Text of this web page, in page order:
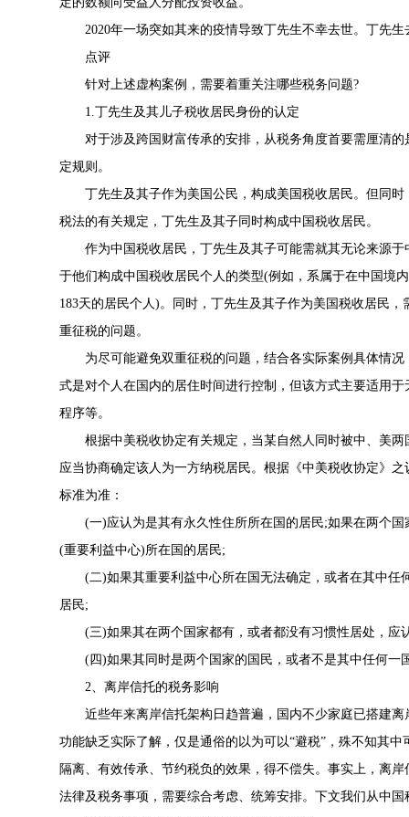
2020年一场突如其来的疫情导致丁先生不幸去世。丁先生
点评
针对上述虚构案例，需要着重关注哪些税务问题?
1.丁先生及其儿子税收居民身份的认定
对于涉及跨国财富传承的安排，从税务角度首要需厘清的
定规则。
丁先生及其子作为美国公民，构成美国税收居民。但同时
税法的有关规定，丁先生及其子同时构成中国税收居民。
作为中国税收居民，丁先生及其子可能需就其无论来源于
于他们构成中国税收居民个人的类型(例如，系属于在中国境
183天的居民个人)。同时，丁先生及其子作为美国税收居民
重征税的问题。
为尽可能避免双重征税的问题，结合各实际案例具体情况
式是对个人在国内的居住时间进行控制，但该方式主要适用
程序等。
根据中美税收协定有关规定，当某自然人同时被中、美两
应当协商确定该人为一方纳税居民。根据《中美税收协定》
标准为准：
(一)应认为是其有永久性住所所在国的居民;如果在两个国
(重要利益中心)所在国的居民;
(二)如果其重要利益中心所在国无法确定，或者在其中任
居民;
(三)如果其在两个国家都有，或者都没有习惯性居处，应
(四)如果其同时是两个国家的国民，或者不是其中任何一
2、离岸信托的税务影响
近些年来离岸信托架构日趋普遍，国内不少家庭已搭建离
功能缺乏实际了解，仅是通俗的以为可以“避税”，殊不知其
隔离、有效传承、节约税负的效果，得不偿失。事实上，离
法律及税务事项，需要综合考虑、统筹安排。下文我们从中